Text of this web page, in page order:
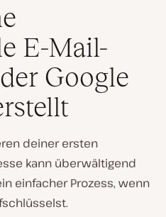
E-Mail-
Google
deiner ersten
kann überwältigend
einfacher Prozess, wenn